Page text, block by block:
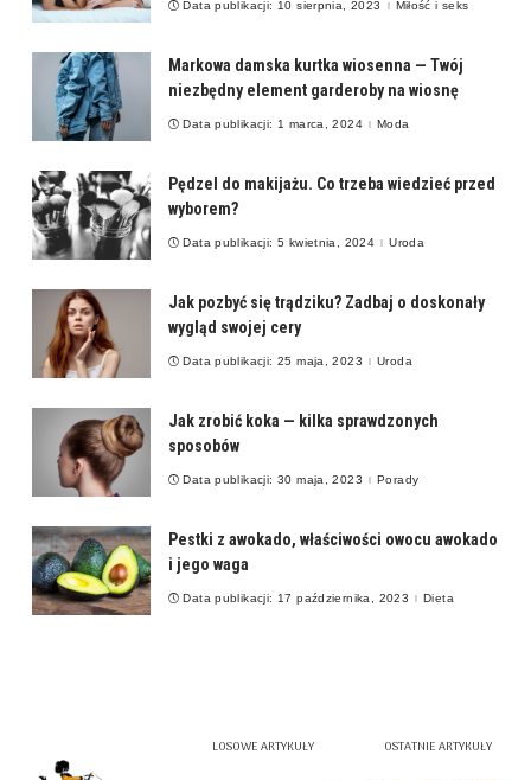
Data publikacji: 10 sierpnia, 2023 Miłość i seks
Markowa damska kurtka wiosenna — Twój
niezbędny element garderoby na wiosnę
Data publikacji: 1 marca, 2024 Moda
Pędzel do makijażu. Co trzeba wiedzieć przed
wyborem?
Data publikacji: 5 kwietnia, 2024 Uroda
Jak pozbyć się trądziku? Zadbaj o doskonały
wygląd swojej cery
Data publikacji: 25 maja, 2023 Uroda
Jak zrobić koka — kilka sprawdzonych
sposobów
Data publikacji: 30 maja, 2023 Porady
Pestki z awokado, właściwości owocu awokado
i jego waga
Data publikacji: 17 października, 2023 Dieta
LOSOWE ARTYKUŁY OSTATNIE ARTYKUŁY